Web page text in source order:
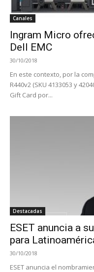
Canales
Ingram Micro
Dell EMC
30/10/2018
En este contexto, por la
R440v2 (SKU 4133053 y
Gift Card por...
Destacadas
ESET anuncia a
para
30/10/2018
ESET anuncia el